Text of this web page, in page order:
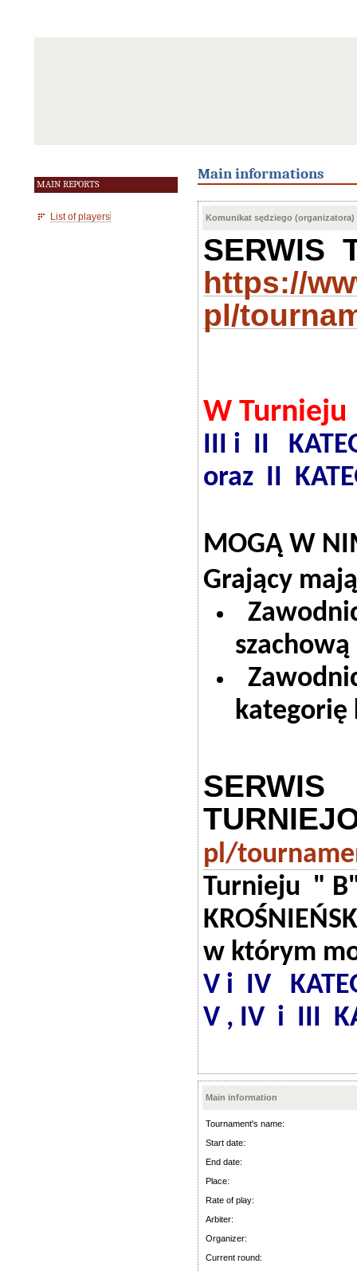
MAIN REPORTS
List of players
Main informations
Komunikat sędziego (organizatora)
SERWIS
https://
pl/
W Turnieju
III i II
oraz II
MOGĄ W
Grający
szachową
kategorię
SERWIS
pl/
Turnieju "
w którym
V i IV
V , IV i III
Main information
Tournament's name:
Start date:
End date:
Place:
Rate of play:
Arbiter:
Organizer:
Current round: